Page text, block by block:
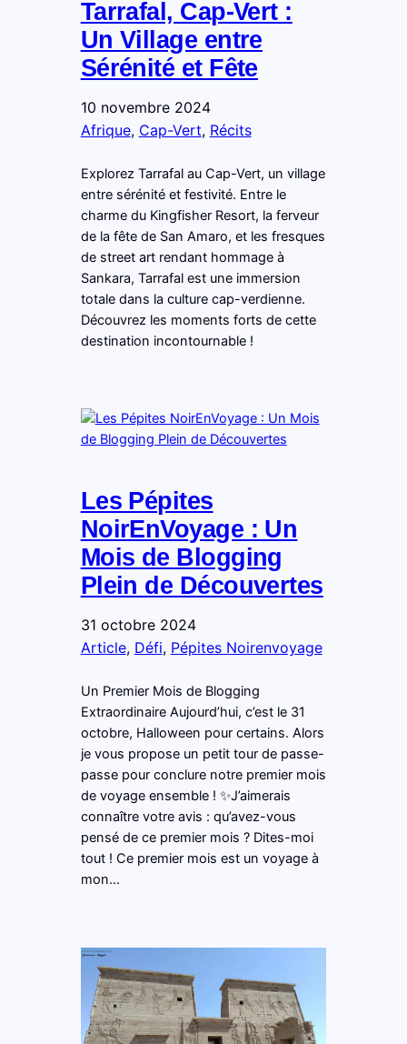
Tarrafal, Cap-Vert :
Un Village entre
Sérénité et Fête
10 novembre 2024
Afrique, Cap-Vert, Récits
Explorez Tarrafal au Cap-Vert, un village
entre sérénité et festivité. Entre le
charme du Kingfisher Resort, la ferveur
de la fête de San Amaro, et les fresques
de street art rendant hommage à
Sankara, Tarrafal est une immersion
totale dans la culture cap-verdienne.
Découvrez les moments forts de cette
destination incontournable !
Les Pépites
NoirEnVoyage : Un
Mois de Blogging
Plein de Découvertes
31 octobre 2024
Article, Défi, Pépites Noirenvoyage
Un Premier Mois de Blogging
Extraordinaire Aujourd’hui, c’est le 31
octobre, Halloween pour certains. Alors
je vous propose un petit tour de passe-
passe pour conclure notre premier mois
de voyage ensemble ! ✨J’aimerais
connaître votre avis : qu’avez-vous
pensé de ce premier mois ? Dites-moi
tout ! Ce premier mois est un voyage à
mon…